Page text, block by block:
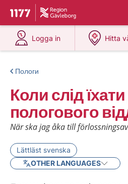
To start page for 1177
Du har valt region
Logga in
at 1177.se
Hitta
at
Пологи
Коли слід
пологового
När ska jag åka till
Lättläst svenska
OTHER LANGUAGES